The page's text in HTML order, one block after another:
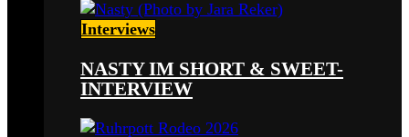
Interviews
NASTY IM SHORT & SWEET-
INTERVIEW